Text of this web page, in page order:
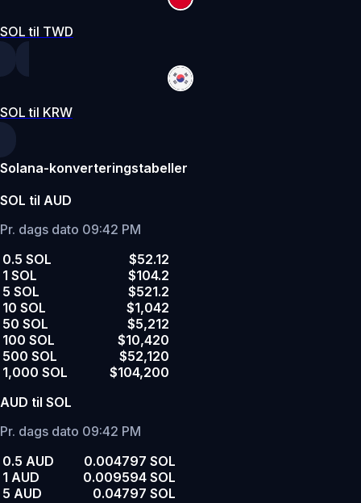
SOL til TWD
SOL til KRW
Solana-konverteringstabeller
SOL til AUD
Pr. dags dato 09:42 PM
0.5 SOL
$52.12
1 SOL
$104.2
5 SOL
$521.2
10 SOL
$1,042
50 SOL
$5,212
100 SOL
$10,420
500 SOL
$52,120
1,000 SOL
$104,200
AUD til SOL
Pr. dags dato 09:42 PM
0.5 AUD
0.004797 SOL
1 AUD
0.009594 SOL
5 AUD
0.04797 SOL